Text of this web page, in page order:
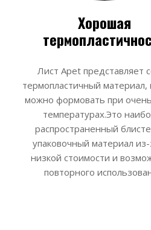
Хорошая
Лист Apet представляет
термопластичный материал,
можно формовать при
температурах.Это
распространенный
упаковочный материал из-
низкой стоимости и
повторного